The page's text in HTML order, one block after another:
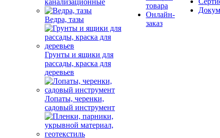
канализационные
Ведра, тазы
Грунты и ящики для
рассады, краска для
деревьев
Лопаты, черенки,
садовый инструмент
товара
Онлайн-
заказ